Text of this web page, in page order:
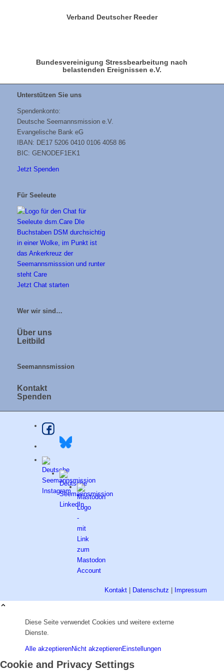
Verband Deutscher Reeder
Bundesvereinigung Stressbearbeitung nach
belastenden Ereignissen e.V.
Unterstützen Sie uns
Spendenkonto:
Deutsche Seemannsmission e.V.
Evangelische Bank eG
IBAN: DE17 5206 0410 0106 4058 86
BIC: GENODEF1EK1
Jetzt Spenden
Für Seeleute
Jetzt Chat starten
Wer wir sind…
Über uns
Leitbild
Seemannsmission
Kontakt
Spenden
Kontakt Datenschutz Impressum
Diese Seite verwendet Cookies und weitere externe
Dienste.
Alle akzeptierenNicht akzeptierenEinstellungen
Cookie and Privacy Settings